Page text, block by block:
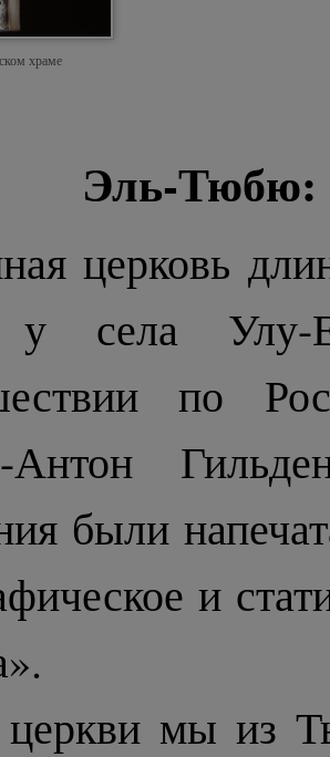
храме
Эль-Тюбю:
церковь
у села
по
Антон
были
и
мы из